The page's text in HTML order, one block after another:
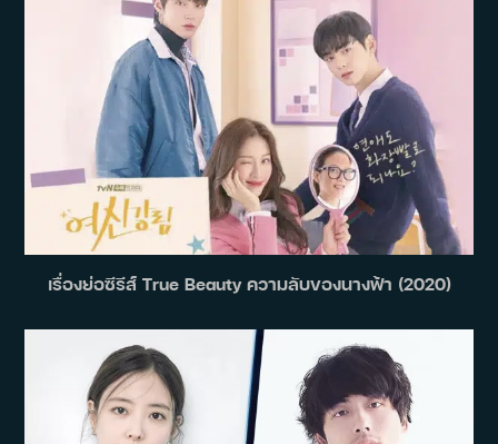
เรื่องย่อซีรีส์ True Beauty ความลับของนางฟ้า (2020)